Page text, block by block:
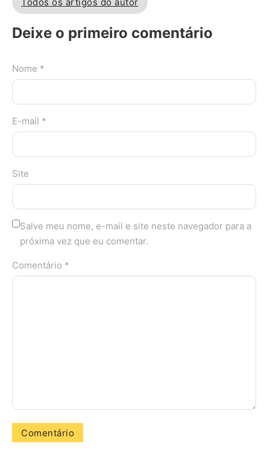
Deixe o primeiro comentário
Nome *
E-mail *
Site
Salve meu nome, e-mail e site neste navegador para a
próxima vez que eu comentar.
Comentário *